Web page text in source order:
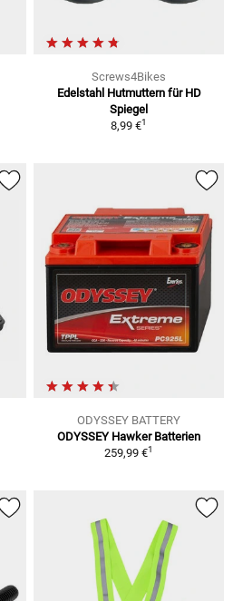
Screws4Bikes
Edelstahl Hutmuttern für HD
Spiegel
8,99 €1
ODYSSEY BATTERY
ODYSSEY Hawker Batterien
259,99 €1